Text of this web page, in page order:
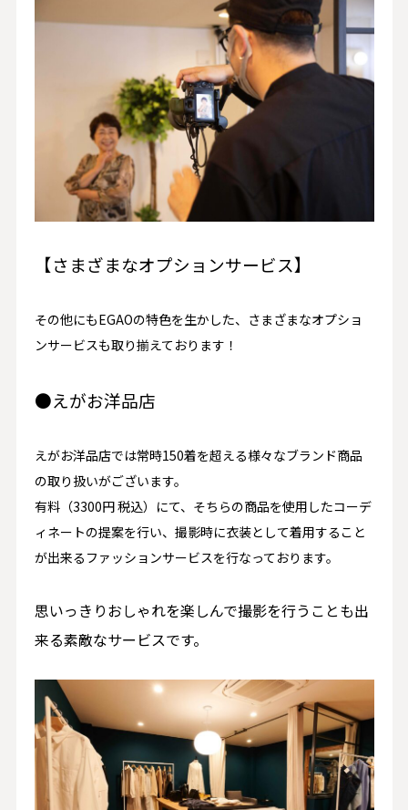
【さまざまなオプションサービス】
その他にもEGAOの特色を生かした、さまざまなオプショ
ンサービスも取り揃えております！
●えがお洋品店
えがお洋品店では常時150着を超える様々なブランド商品
の取り扱いがございます。
有料（3300円 税込）にて、そちらの商品を使用したコーデ
ィネートの提案を行い、撮影時に衣装として着用すること
が出来るファッションサービスを行なっております。
思いっきりおしゃれを楽しんで撮影を行うことも出
来る素敵なサービスです。